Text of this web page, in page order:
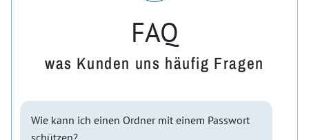
FAQ
was Kunden uns häufig Fragen
Wie kann ich einen Ordner mit einem Passwort
schützen?